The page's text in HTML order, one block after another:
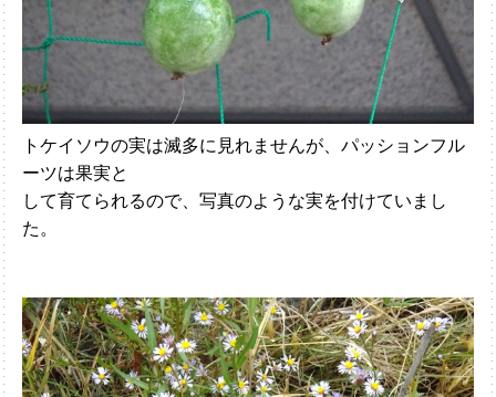
トケイソウの実は滅多に見れませんが、パッションフル
ーツは果実と
して育てられるので、写真のような実を付けていまし
た。